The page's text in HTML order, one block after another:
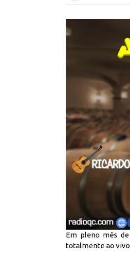
Em pleno mês
totalmente ao